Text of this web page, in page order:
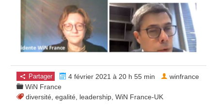
Partager
4 février 2021 à 20 h 55 min
WiN France
diversité ,egalité leadership ,WiN France-UK
winfrance